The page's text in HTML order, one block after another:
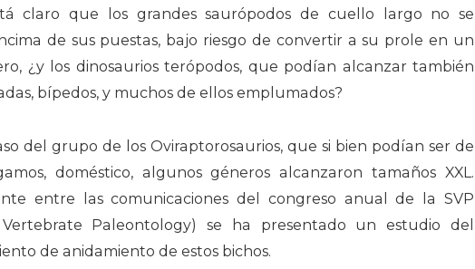
claro que los grandes saurópodos de cuello largo no se
de sus puestas, bajo riesgo de convertir a su prole en un
¿y los dinosaurios terópodos, que podían alcanzar también
bípedos, y muchos de ellos emplumados?
del grupo de los Oviraptorosaurios, que si bien podían ser de
doméstico, algunos géneros alcanzaron tamaños XXL.
entre las comunicaciones del congreso anual de la SVP
Paleontology) se ha presentado un estudio del
de anidamiento de estos bichos.